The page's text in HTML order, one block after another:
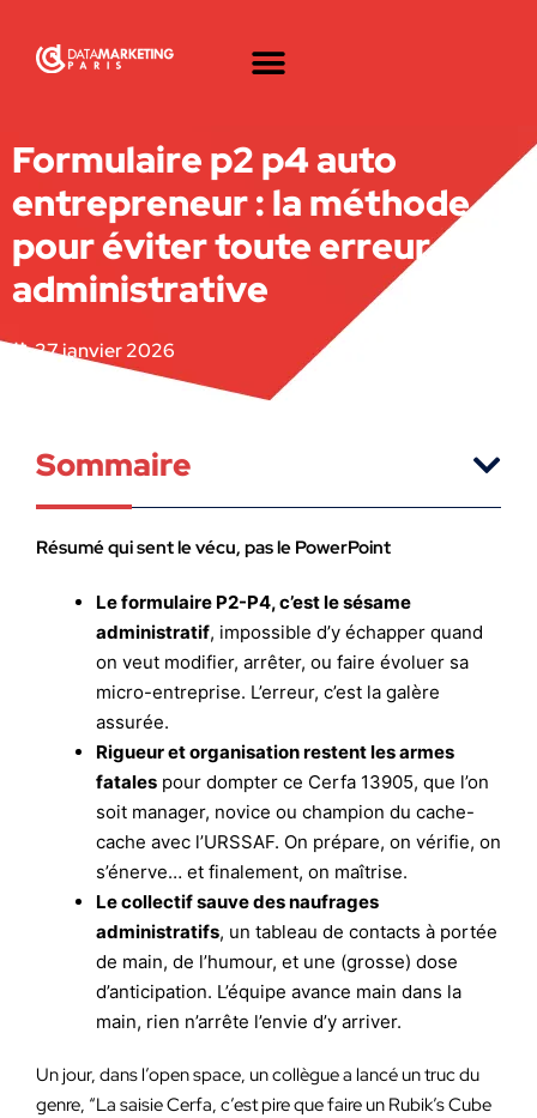
Formulaire p2 p4 auto
entrepreneur : la méthode
pour éviter toute erreur
administrative
27 janvier 2026
Sommaire
Résumé qui sent le vécu, pas le PowerPoint
Le formulaire P2-P4, c’est le sésame
administratif, impossible d’y échapper quand
on veut modifier, arrêter, ou faire évoluer sa
micro-entreprise. L’erreur, c’est la galère
assurée.
Rigueur et organisation restent les armes
fatales pour dompter ce Cerfa 13905, que l’on
soit manager, novice ou champion du cache-
cache avec l’URSSAF. On prépare, on vérifie, on
s’énerve… et finalement, on maîtrise.
Le collectif sauve des naufrages
administratifs, un tableau de contacts à portée
de main, de l’humour, et une (grosse) dose
d’anticipation. L’équipe avance main dans la
main, rien n’arrête l’envie d’y arriver.
Un jour, dans l’open space, un collègue a lancé un truc du
genre, “La saisie Cerfa, c’est pire que faire un Rubik’s Cube